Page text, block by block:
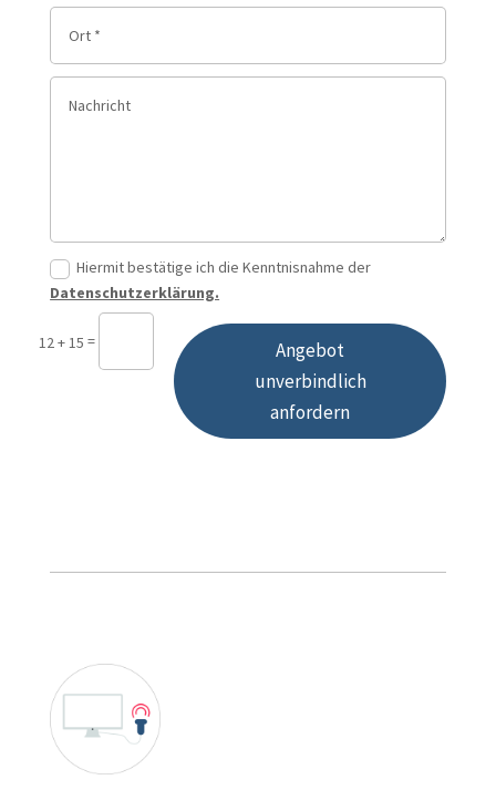
Hiermit bestätige ich die Kenntnisnahme der
Datenschutzerklärung.
12 + 15 =
Angebot
unverbindlich
anfordern